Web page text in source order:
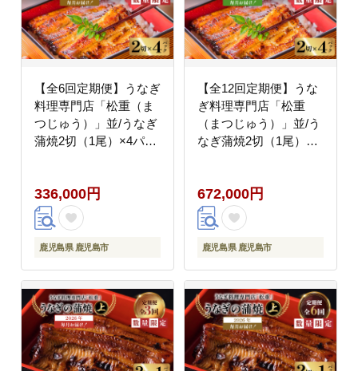
【全6回定期便】うなぎ
料理専門店「松重（ま
つじゅう）」並/うなぎ
蒲焼2切（1尾）×4パッ
336,000円
鹿児島県 鹿児島市
【全12回定期便】うな
ぎ料理専門店「松重
（まつじゅう）」並/う
なぎ蒲焼2切（1尾）×4
672,000円
鹿児島県 鹿児島市